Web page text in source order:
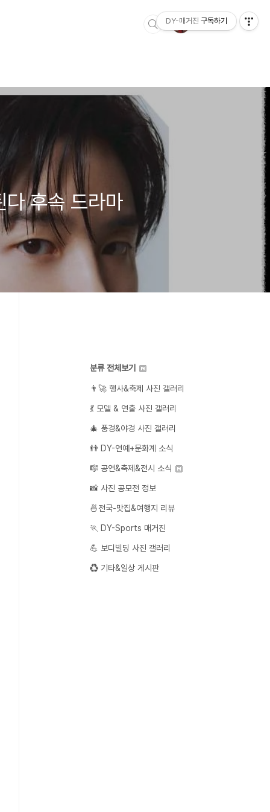
다 후속 드라마
분류 전체보기
👨‍🚀 행사&축제 사진 갤러리
💃 모델 & 연출 사진 갤러리
🎄 풍경&야경 사진 갤러리
👬 DY-연예+문화계 소식
🎼 공연&축제&전시 소식
📸 사진 공모전 정보
🍜전국-맛집&여행지 리뷰
🏃 DY-Sports 매거진
💪 보디빌딩 사진 갤러리
♻️ 기타&일상 게시판
DY-매거진 구독하기